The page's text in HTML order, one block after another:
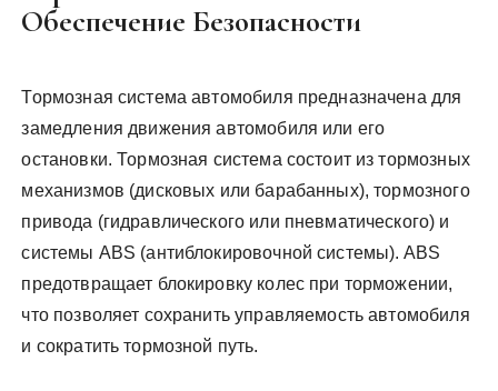
Обеспечение Безопасности
Тормозная система автомобиля предназначена для
замедления движения автомобиля или его
остановки. Тормозная система состоит из тормозных
механизмов (дисковых или барабанных), тормозного
привода (гидравлического или пневматического) и
системы ABS (антиблокировочной системы). ABS
предотвращает блокировку колес при торможении,
что позволяет сохранить управляемость автомобиля
и сократить тормозной путь.